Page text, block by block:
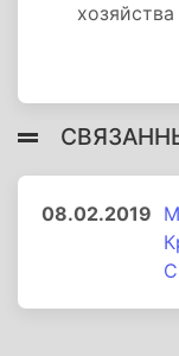
08.02.2019